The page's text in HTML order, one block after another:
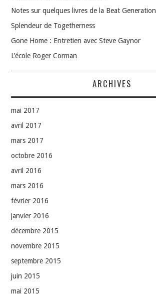
Notes sur quelques livres de la Beat Generation
Splendeur de Togetherness
Gone Home : Entretien avec Steve Gaynor
L’école Roger Corman
ARCHIVES
mai 2017
avril 2017
mars 2017
octobre 2016
avril 2016
mars 2016
février 2016
janvier 2016
décembre 2015
novembre 2015
septembre 2015
juin 2015
mai 2015